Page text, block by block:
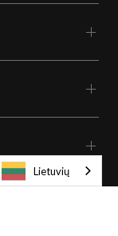
Lietuvių